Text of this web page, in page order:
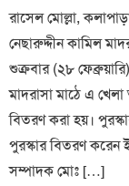
রাসেল মোল্লা,
নেছারুদ্দীন কামিল
শুক্রবার (২৮
মাদরাসা মাঠে এ
বিতরণ করা হয়।
পুরস্কার বিতরণ করেন
সম্পাদক মোঃ […]